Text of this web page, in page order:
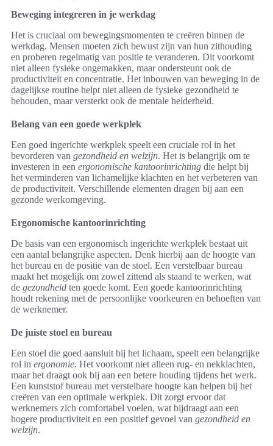
Beweging integreren in je werkdag
Het is cruciaal om bewegingsmomenten te creëren binnen de
werkdag. Mensen moeten zich bewust zijn van hun zithouding
en proberen regelmatig van positie te veranderen. Dit voorkomt
niet alleen fysieke ongemakken, maar ondersteunt ook de
productiviteit en concentratie. Het inbouwen van beweging in de
dagelijkse routine helpt niet alleen de fysieke gezondheid te
behouden, maar versterkt ook de mentale helderheid.
Belang van een goede werkplek
Een goed ingerichte werkplek speelt een cruciale rol in het
bevorderen van gezondheid en welzijn. Het is belangrijk om te
investeren in een ergonomische kantoorinrichting die helpt bij
het verminderen van lichamelijke klachten en het verbeteren van
de productiviteit. Verschillende elementen dragen bij aan een
gezonde werkomgeving.
Ergonomische kantoorinrichting
De basis van een ergonomisch ingerichte werkplek bestaat uit
een aantal belangrijke aspecten. Denk hierbij aan de hoogte van
het bureau en de positie van de stoel. Een verstelbaar bureau
maakt het mogelijk om zowel zittend als staand te werken, wat
de gezondheid ten goede komt. Een goede kantoorinrichting
houdt rekening met de persoonlijke voorkeuren en behoeften van
de werknemer.
De juiste stoel en bureau
Een stoel die goed aansluit bij het lichaam, speelt een belangrijke
rol in ergonomie. Het voorkomt niet alleen rug- en nekklachten,
maar het draagt ook bij aan een betere houding tijdens het werk.
Een kunststof bureau met verstelbare hoogte kan helpen bij het
creëren van een optimale werkplek. Dit zorgt ervoor dat
werknemers zich comfortabel voelen, wat bijdraagt aan een
hogere productiviteit en een positief gevoel van gezondheid en
welzijn.